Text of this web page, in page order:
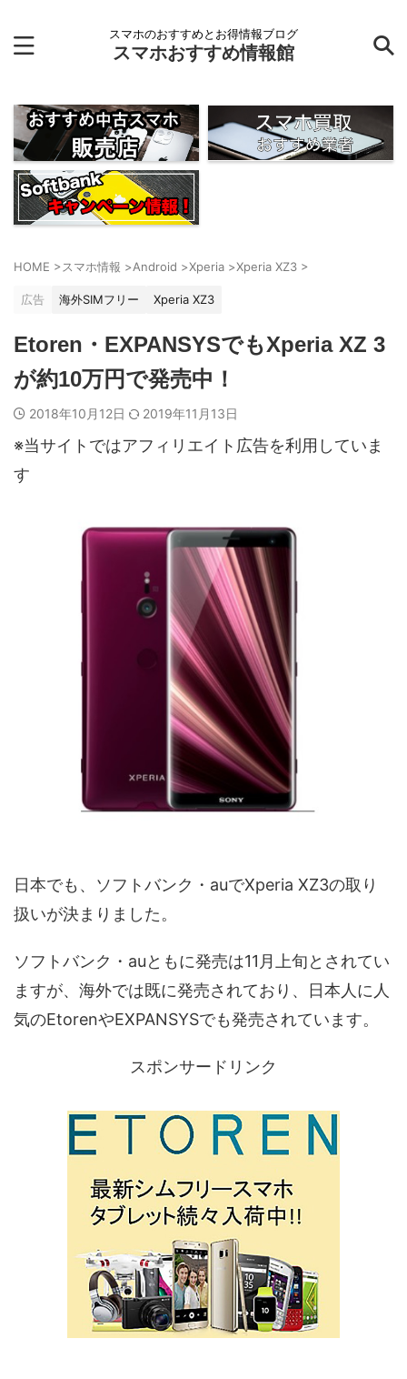
スマホのおすすめとお得情報ブログ
スマホおすすめ情報館
HOME >スマホ情報 >Android >Xperia >Xperia XZ3 >
広告 海外SIMフリー Xperia XZ3
Etoren・EXPANSYSでもXperia XZ 3
が約10万円で発売中！
2018年10月12日 2019年11月13日
※当サイトではアフィリエイト広告を利用していま
す
日本でも、ソフトバンク・auでXperia XZ3の取り
扱いが決まりました。
ソフトバンク・auともに発売は11月上旬とされてい
ますが、海外では既に発売されており、日本人に人
気のEtorenやEXPANSYSでも発売されています。
スポンサードリンク